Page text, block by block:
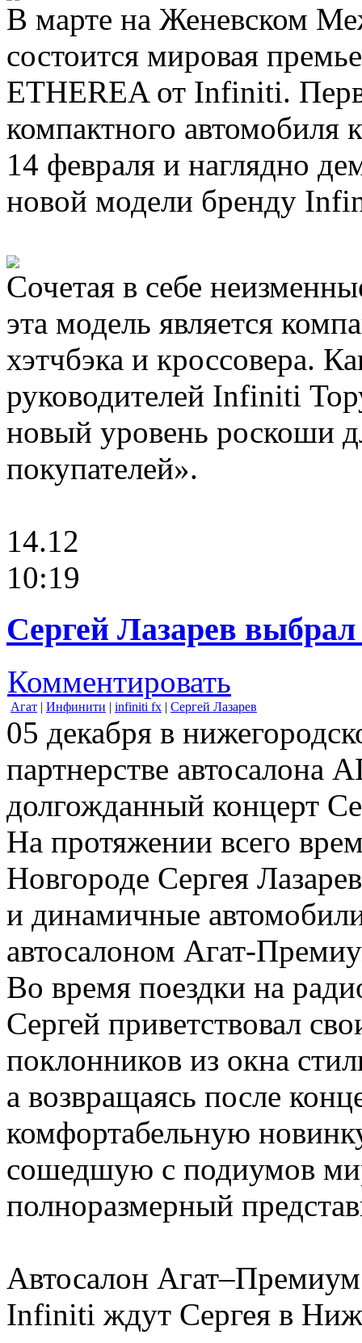
В марте на Женевском
состоится мировая
ETHEREA от Infiniti.
компактного автомобиля
14 февраля и наглядно
новой модели бренду
Сочетая в себе
эта модель является
хэтчбэка и кроссовера.
руководителей Infiniti
новый уровень роскоши
покупателей».
14.12
10:19
Сергей Лазарев
Комментировать
Агат | Инфинити | infiniti fx | Сергей Лазарев
05 декабря в
партнерстве автосалона
долгожданный концерт
На протяжении всего
Новгороде Сергея
и динамичные
автосалоном Агат-
Во время поездки на
Сергей приветствовал
поклонников из окна
а возвращаясь после
комфортабельную
сошедшую с подиумов
полноразмерный
Автосалон
Infiniti ждут Сергея в